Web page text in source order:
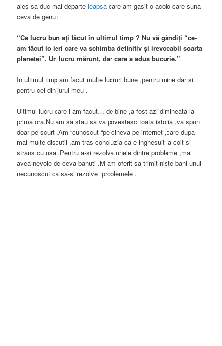
ales sa duc mai departe leapsa care am gasit-o acolo care suna
ceva de genul:
“Ce lucru bun aţi făcut în ultimul timp ? Nu vă gândiţi “ce-
am făcut io ieri care va schimba definitiv şi irevocabil soarta
planetei”. Un lucru mărunt, dar care a adus bucurie.”
In ultimul timp am facut multe lucruri bune ,pentru mine dar si
pentru cei din jurul meu .
Ultimul lucru care l-am facut… de bine ,a fost azi dimineata la
prima ora.Nu am sa stau sa va povestesc toata istoria ,va spun
doar pe scurt .Am “cunoscut “pe cineva pe internet ,care dupa
mai multe discutii ,am tras concluzia ca e inghesuit la colt si
strans cu usa .Pentru a-si rezolva unele dintre probleme ,mai
avea nevoie de ceva banuti .M-am oferit sa trimit niste bani unui
necunoscut ca sa-si rezolve problemele .